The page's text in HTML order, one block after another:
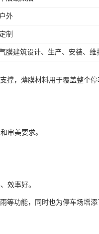
户外
定制
膜建筑设计、生产、安装、维
撑，薄膜材料用于覆盖整个停
审美要求。
效率好。
等功能，同时也为停车场增